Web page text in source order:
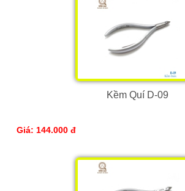
Kềm Quí D-09
Giá: 144.000 đ